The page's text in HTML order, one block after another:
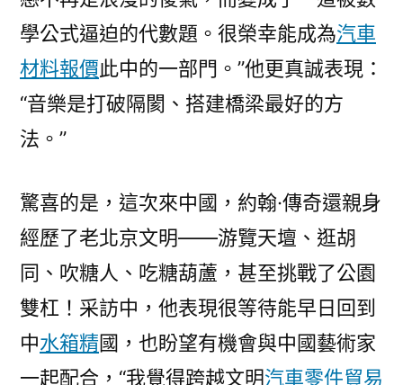
學公式逼迫的代數題。很榮幸能成為汽車
材料報價此中的一部門。”他更真誠表現：
“音樂是打破隔閡、搭建橋梁最好的方
法。”
驚喜的是，這次來中國，約翰·傳奇還親身
經歷了老北京文明——游覽天壇、逛胡
同、吹糖人、吃糖葫蘆，甚至挑戰了公園
雙杠！采訪中，他表現很等待能早日回到
中水箱精國，也盼望有機會與中國藝術家
一起配合，“我覺得跨越文明汽車零件貿易